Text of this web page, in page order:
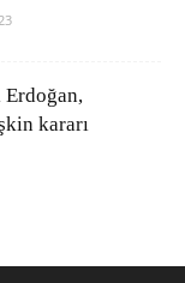
Erdoğan,
kararı